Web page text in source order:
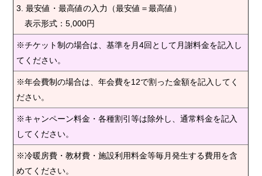
3. 最安値・最高値の入力（最安値＝最高値）
表示形式：5,000円
※チケット制の場合は、基準を月4回として月謝料金を記入し
てください。
※年会費制の場合は、年会費を12で割った金額を記入してく
ださい。
※キャンペーン料金・各種割引等は除外し、通常料金を記入
してください。
※冷暖房費・教材費・施設利用料金等毎月発生する費用を含
めてください。